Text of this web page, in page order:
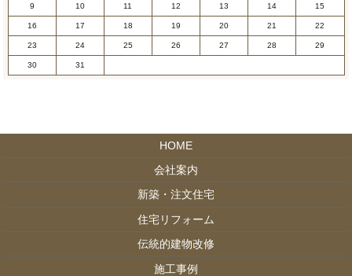
9 10 11 12 13 14 15
16 17 18 19 20 21 22
23 24 25 26 27 28 29
30 31
HOME
会社案内
新築・注文住宅
住宅リフォーム
伝統的建物改修
施工事例